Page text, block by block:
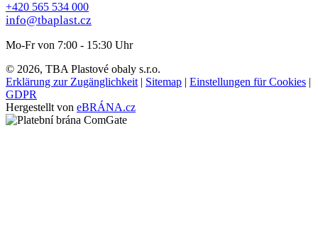
+420 565 534 000
info@tbaplast.cz
Mo-Fr von 7:00 - 15:30 Uhr
© 2026, TBA Plastové obaly s.r.o.
Erklärung zur Zugänglichkeit | Sitemap | Einstellungen für Cookies |
GDPR
Hergestellt von eBRÁNA.cz